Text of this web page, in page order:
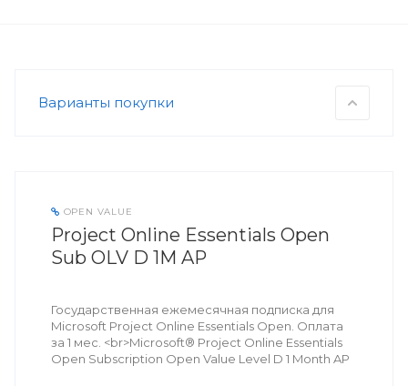
Варианты покупки
OPEN VALUE
Project Online Essentials Open
Sub OLV D 1M AP
Государственная ежемесячная подписка для
Microsoft Project Online Essentials Open. Оплата
за 1 мес. <br>Microsoft® Project Online Essentials
Open Subscription Open Value Level D 1 Month AP